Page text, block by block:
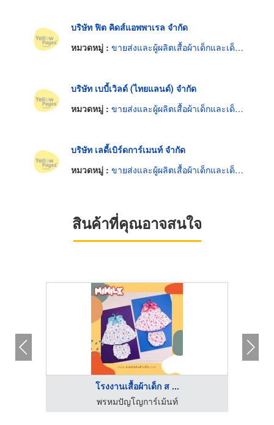
บริษัท ฟิต คิดส์แอพพาเรล จำกัด
หมวดหมู่ : ขายส่งและผู้ผลิตเสื้อผ้าเด็กและเด็กอ่อน
บริษัท เบบี้เวิลด์ (ไทยแลนด์) จำกัด
หมวดหมู่ : ขายส่งและผู้ผลิตเสื้อผ้าเด็กและเด็กอ่อน
บริษัท เลดี้เบิร์ดการ์เมนท์ จำกัด
หมวดหมู่ : ขายส่งและผู้ผลิตเสื้อผ้าเด็กและเด็กอ่อน
สินค้าที่คุณอาจสนใจ
โรงงานเสื้อผ้าเด็ก ส ...
พรหมปัญโญการ์เม้นท์